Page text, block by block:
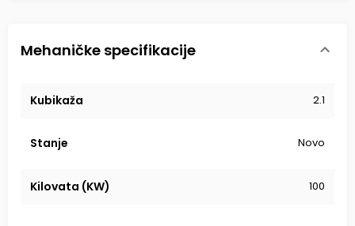
Mehaničke specifikacije
Kubikaža 2.1
Stanje Novo
Kilovata (KW) 100